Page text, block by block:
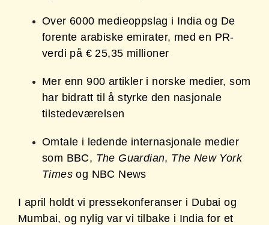
Over 6000 medieoppslag i India og De
forente arabiske emirater, med en PR-
verdi på € 25,35 millioner
Mer enn 900 artikler i norske medier, som
har bidratt til å styrke den nasjonale
tilstedeværelsen
Omtale i ledende internasjonale medier
som BBC, The Guardian, The New York
Times og NBC News
I april holdt vi pressekonferanser i Dubai og
Mumbai, og nylig var vi tilbake i India for et